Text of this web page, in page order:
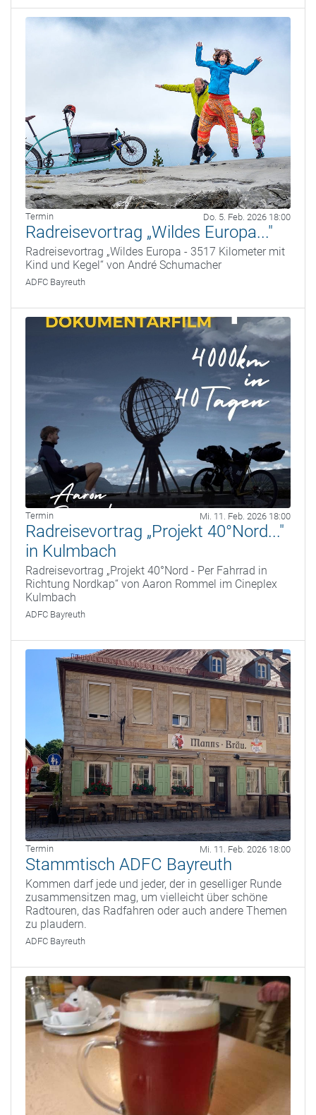
Termin Do. 5. Feb. 2026 18:00
Radreisevortrag „Wildes Europa..."
Radreisevortrag „Wildes Europa - 3517 Kilometer mit
Kind und Kegel“ von André Schumacher
ADFC Bayreuth
Termin Mi. 11. Feb. 2026 18:00
Radreisevortrag „Projekt 40°Nord..."
in Kulmbach
Radreisevortrag „Projekt 40°Nord - Per Fahrrad in
Richtung Nordkap“ von Aaron Rommel im Cineplex
Kulmbach
ADFC Bayreuth
Termin Mi. 11. Feb. 2026 18:00
Stammtisch ADFC Bayreuth
Kommen darf jede und jeder, der in geselliger Runde
zusammensitzen mag, um vielleicht über schöne
Radtouren, das Radfahren oder auch andere Themen
zu plaudern.
ADFC Bayreuth